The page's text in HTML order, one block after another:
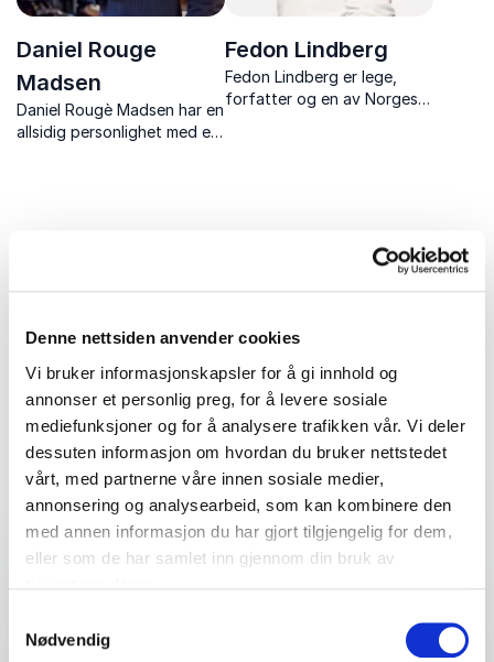
Denne nettsiden anvender cookies
Vi bruker informasjonskapsler for å gi innhold og
annonser et personlig preg, for å levere sosiale
mediefunksjoner og for å analysere trafikken vår. Vi deler
dessuten informasjon om hvordan du bruker nettstedet
vårt, med partnerne våre innen sosiale medier,
annonsering og analysearbeid, som kan kombinere den
med annen informasjon du har gjort tilgjengelig for dem,
eller som de har samlet inn gjennom din bruk av
Nødvendig
Daniel Rouge
Madsen
Daniel Rougè Madsen har en
allsidig personlighet med en
Fedon Lindberg
Fedon Lindberg er lege,
forfatter og en av Norges
Uforpliktende og kompetent
rådgivning for et vellykket
arrangement
Fyll ut kontaktskjemaet – vi tar kontakt med deg
veldig raskt!
Email*